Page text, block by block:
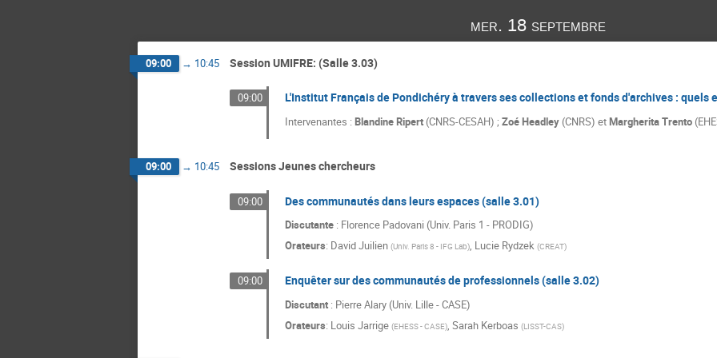
mer. 18 septembre
09:00 → 10:45 Session UMIFRE: (Salle 3.03)
09:00 L'Institut Français de Pondichéry à travers ses collections et fonds d'archives : quels
Intervenantes : Blandine Ripert(CNRS-CESAH) ; Zoé Headley(CNRS) etMargherita Trento
09:00 → 10:45 Sessions Jeunes chercheurs
09:00 Des communautés dans leurs espaces (salle 3.01)
Discutante: Florence Padovani (Univ. Paris 1 - PRODIG)
Orateurs: David Juilien (Univ. Paris 8 - IFG Lab), Lucie Rydzek (CREAT)
09:00 Enquêter sur des communautés de professionnels (salle 3.02)
Discutant: Pierre Alary (Univ. Lille - CASE)
Orateurs: Louis Jarrige (EHESS - CASE), Sarah Kerboas (LISST-CAS)